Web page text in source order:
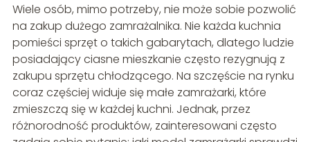
Wiele osób, mimo potrzeby, nie może sobie pozwolić
na zakup dużego zamrażalnika. Nie każda kuchnia
pomieści sprzęt o takich gabarytach, dlatego ludzie
posiadający ciasne mieszkanie często rezygnują z
zakupu sprzętu chłodzącego. Na szczęście na rynku
coraz częściej widuje się małe zamrażarki, które
zmieszczą się w każdej kuchni. Jednak, przez
różnorodność produktów, zainteresowani często